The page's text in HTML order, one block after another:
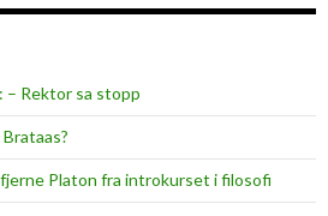
Rektor sa stopp
Platon fra introkurset i filosofi